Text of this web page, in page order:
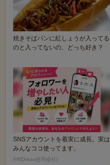
焼きそばパンに紅しょうが入ってる
のと入ってないの、どっち好き？
SNSアカウントを着実に成長。実は
みんなココ使ってます。
PR(Dreaw合同会社)